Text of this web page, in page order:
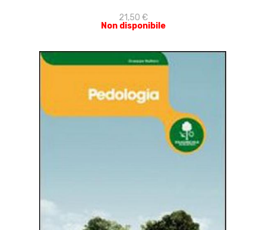
21,50 €
Non disponibile